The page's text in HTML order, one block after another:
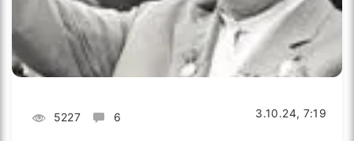
5227 6 3.10.24, 7:19